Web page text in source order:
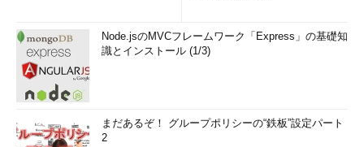
Node.jsのMVCフレームワーク「Express」の基礎知
識とインストール (1/3)
まだあるぞ！ グループポリシーの“鉄板”設定パート
2